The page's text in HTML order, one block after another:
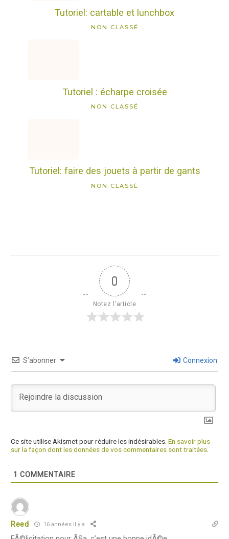
Tutoriel: cartable et lunchbox
NON CLASSÉ
Tutoriel : écharpe croisée
NON CLASSÉ
Tutoriel: faire des jouets à partir de gants
NON CLASSÉ
0
Notez l'article
S’abonner Connexion
Ce site utilise Akismet pour réduire les indésirables. En savoir plus
sur la façon dont les données de vos commentaires sont traitées
1 COMMENTAIRE
Reed 16 années il y a